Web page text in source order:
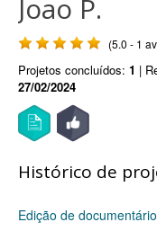
Joao P.
(5.0 - 1
Projetos concluídos: 1 |
27/02/2024
Histórico de
Edição de